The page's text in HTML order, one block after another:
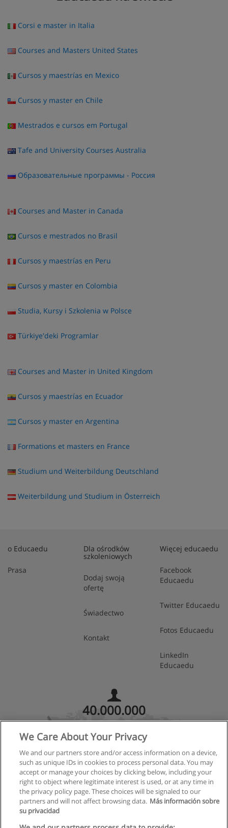
Corsi e master in Italia
Courses and Masters United States
Cursos y maestrías en Mexico
Cursos y master en Chile
Mestrados e cursos em Portugal
Tafe and University Courses Australia
Образовательные программы - Россия
Courses and Master in Canada
Cursos e mestrados no Brasil
Cursos y maestrías en Peru
Cursos y master en Colombia
Studia, Kursy i Szkolenia w Polsce
Türkiye'deki Programlar
Courses and Master in United Kingdom
Cursos y maestrías en Ecuador
Cursos y master en Argentina
Formations et masters en France
Studium und Weiterbildung Deutschland
Weiterbildung und Studium in Österreich
o Educaedu
Prasa
Dla ośrodków
szkoleniowych
Dodaj swoją
ofertę
Świadectwo
Kontakt
Więcej educaedu
Facebook
Educaedu
Twitter Educaedu
Fotos Educaedu
LinkedIn
Educaedu
40.000.000
Educaedu
Dołącz do naszej społeczności
Regulamin
We Care About Your Privacy
We and our partners store and/or access information on a device,
such as unique IDs in cookies to process personal data. You may
accept or manage your choices by clicking below, including your
right to object where legitimate interest is used, or at any time in
the privacy policy page. These choices will be signaled to our
partners and will not affect browsing data. Más información sobre
su privacidad